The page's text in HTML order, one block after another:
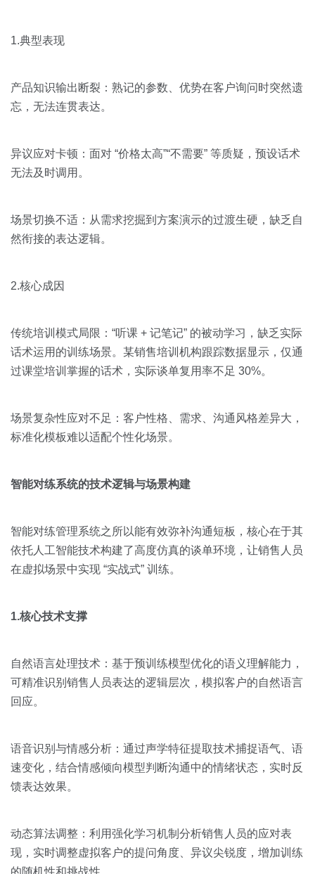
1.典型表现
产品知识输出断裂：熟记的参数、优势在客户询问时突然遗
忘，无法连贯表达。
异议应对卡顿：面对 “价格太高”“不需要” 等质疑，预设话术
无法及时调用。
场景切换不适：从需求挖掘到方案演示的过渡生硬，缺乏自
然衔接的表达逻辑。
2.核心成因
传统培训模式局限：“听课 + 记笔记” 的被动学习，缺乏实际
话术运用的训练场景。某销售培训机构跟踪数据显示，仅通
过课堂培训掌握的话术，实际谈单复用率不足 30%。
场景复杂性应对不足：客户性格、需求、沟通风格差异大，
标准化模板难以适配个性化场景。
智能对练系统的技术逻辑与场景构建
智能对练管理系统之所以能有效弥补沟通短板，核心在于其
依托人工智能技术构建了高度仿真的谈单环境，让销售人员
在虚拟场景中实现 “实战式” 训练。
1.核心技术支撑
自然语言处理技术：基于预训练模型优化的语义理解能力，
可精准识别销售人员表达的逻辑层次，模拟客户的自然语言
回应。
语音识别与情感分析：通过声学特征提取技术捕捉语气、语
速变化，结合情感倾向模型判断沟通中的情绪状态，实时反
馈表达效果。
动态算法调整：利用强化学习机制分析销售人员的应对表
现，实时调整虚拟客户的提问角度、异议尖锐度，增加训练
的随机性和挑战性。